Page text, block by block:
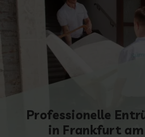
Professionelle
in Frankfurt